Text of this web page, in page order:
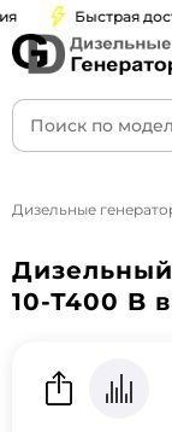
Быстрая
Дизельные
10-Т400 B